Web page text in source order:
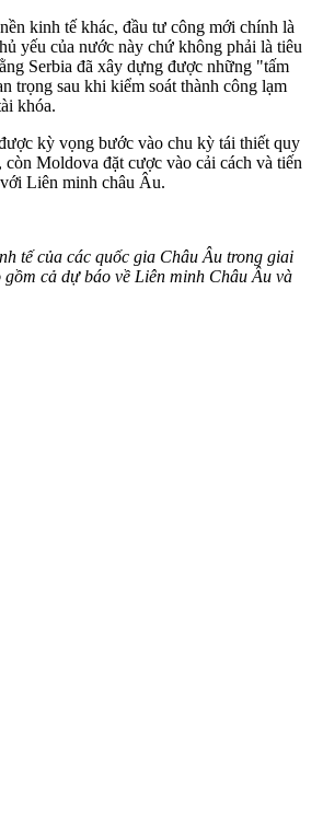
kinh tế khác, đầu tư công mới chính là
yếu của nước này chứ không phải là tiêu
Serbia đã xây dựng được những "tấm
trọng sau khi kiểm soát thành công lạm
khóa.
kỳ vọng bước vào chu kỳ tái thiết quy
còn Moldova đặt cược vào cải cách và tiến
Liên minh châu Âu.
tế của các quốc gia Châu Âu trong giai
cả dự báo về Liên minh Châu Âu và